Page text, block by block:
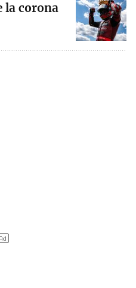
la corona